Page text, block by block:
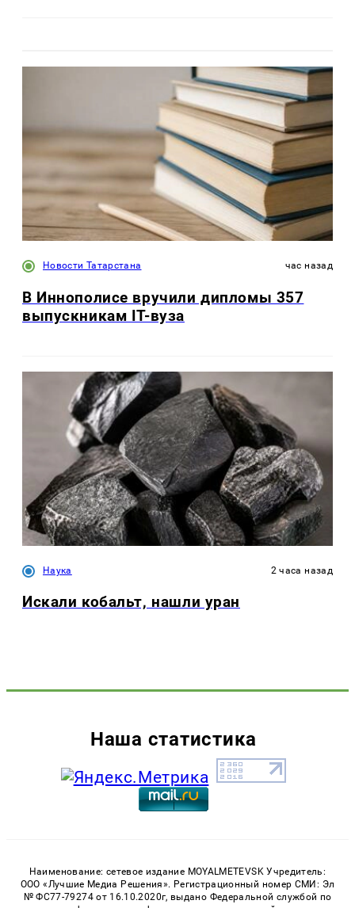
Новости Татарстана час назад
В Иннополисе вручили дипломы 357
выпускникам IT-вуза
Наука 2 часа назад
Искали кобальт, нашли уран
Наша статистика
Наименование: сетевое издание MOYALMETEVSK Учредитель:
ООО «Лучшие Медиа Решения». Регистрационный номер СМИ: Эл
№ ФС77-79274 от 16.10.2020г, выдано Федеральной службой по